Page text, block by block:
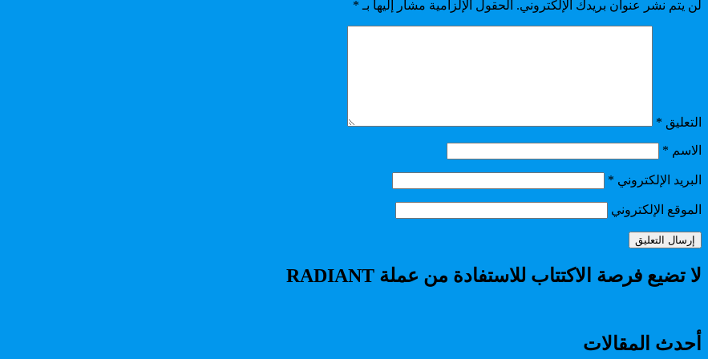
لن يتم نشر عنوان بريدك الإلكتروني. الحقول الإلزامية مشار إليها بـ *
التعليق *
الاسم *
البريد الإلكتروني *
الموقع الإلكتروني
لا تضيع فرصة الاكتتاب للاستفادة من عملة RADIANT
أحدث المقالات